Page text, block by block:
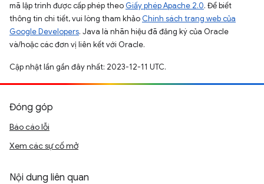
mã lập trình được cấp phép theo Giấy phép Apache 2.0. Để biết
thông tin chi tiết, vui lòng tham khảo Chính sách trang web của
Google Developers. Java là nhãn hiệu đã đăng ký của Oracle
và/hoặc các đơn vị liên kết với Oracle.
Cập nhật lần gần đây nhất: 2023-12-11 UTC.
Đóng góp
Báo cáo lỗi
Xem các sự cố mở
Nội dung liên quan